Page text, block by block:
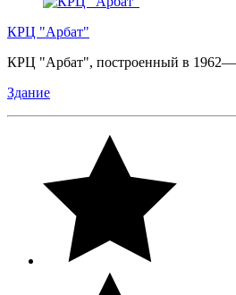
КРЦ "Арбат"
КРЦ "Арбат", построенный в
Здание